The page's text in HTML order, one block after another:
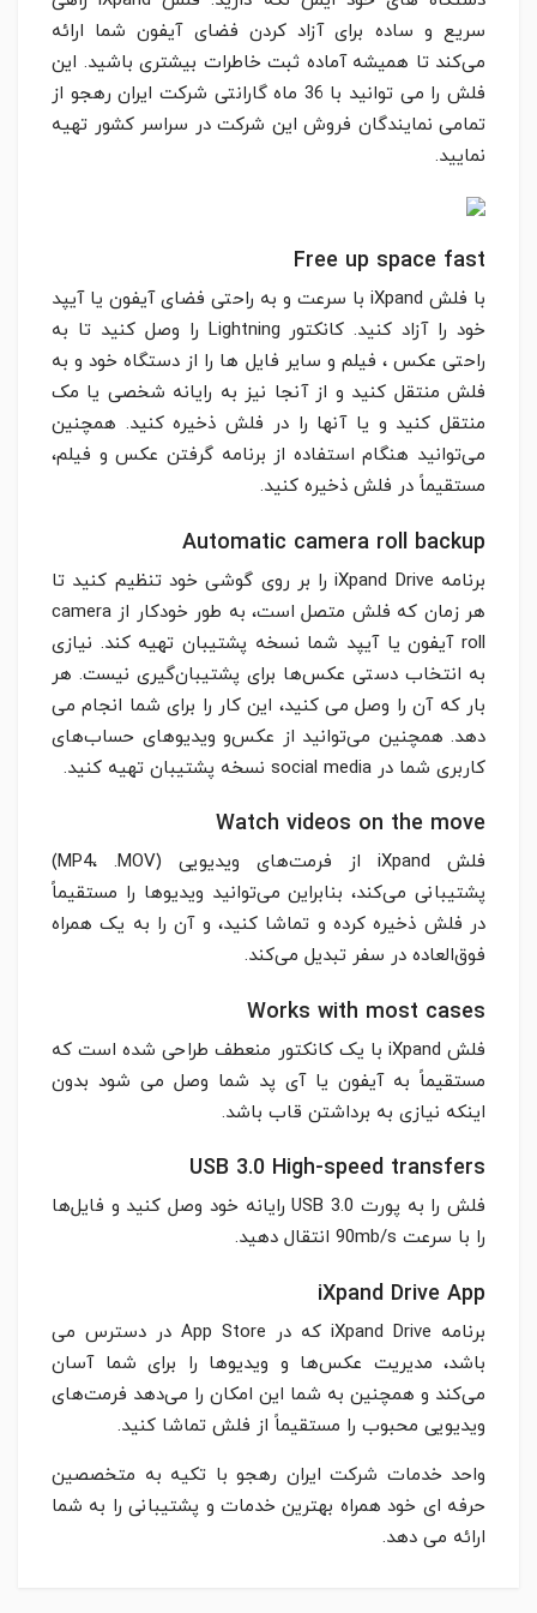
سریع و ساده برای آزاد کردن فضای آیفون شما ارائه
می‌کند تا همیشه آماده ثبت خاطرات بیشتری باشید. این
فلش را می توانید با 36 ماه گارانتی شرکت ایران رهجو از
تمامی نمایندگان فروش این شرکت در سراسر کشور تهیه
نمایید.
Free up space fast
با فلش iXpand با سرعت و به راحتی فضای آیفون یا آیپد
خود را آزاد کنید. کانکتور Lightning را وصل کنید تا به
راحتی عکس ، فیلم و سایر فایل ها را از دستگاه خود و به
فلش منتقل کنید و از آنجا نیز به رایانه شخصی یا مک
منتقل کنید و یا آنها را در فلش ذخیره کنید. همچنین
می‌توانید هنگام استفاده از برنامه گرفتن عکس و فیلم،
مستقیماً در فلش ذخیره کنید.
Automatic camera roll backup
برنامه iXpand Drive را بر روی گوشی خود تنظیم کنید تا
هر زمان که فلش متصل است، به طور خودکار از camera
roll آیفون یا آیپد شما نسخه پشتیبان تهیه کند. نیازی
به انتخاب دستی عکس‌ها برای پشتیبان‌گیری نیست. هر
بار که آن را وصل می کنید، این کار را برای شما انجام می
دهد. همچنین می‌توانید از عکس‌و ویدیوهای حساب‌های
کاربری شما در social media نسخه پشتیبان تهیه کنید.
Watch videos on the move
فلش iXpand از فرمت‌های ویدیویی (MP4، .MOV)
پشتیبانی می‌کند، بنابراین می‌توانید ویدیوها را مستقیماً
در فلش ذخیره کرده و تماشا کنید، و آن را به یک همراه
فوق‌العاده در سفر تبدیل می‌کند.
Works with most cases
فلش iXpand با یک کانکتور منعطف طراحی شده است که
مستقیماً به آیفون یا آی پد شما وصل می شود بدون
اینکه نیازی به برداشتن قاب باشد.
USB 3.0 High-speed transfers
فلش را به پورت USB 3.0 رایانه خود وصل کنید و فایل‌ها
را با سرعت 90mb/s انتقال دهید.
iXpand Drive App
برنامه iXpand Drive که در App Store در دسترس می
باشد، مدیریت عکس‌ها و ویدیوها را برای شما آسان
می‌کند و همچنین به شما این امکان را می‌دهد فرمت‌های
ویدیویی محبوب را مستقیماً از فلش تماشا کنید.
واحد خدمات شرکت ایران رهجو با تکیه به متخصصین
حرفه ای خود همراه بهترین خدمات و پشتیبانی را به شما
ارائه می دهد.